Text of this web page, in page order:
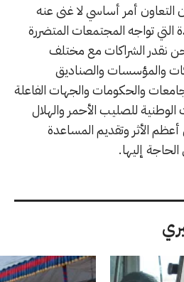
التعاون أمر أساسي لا غنى عنه
تواجه المجتمعات المتضررة
نقدر الشراكات مع مختلف
والمؤسسات والصناديق
والحكومات والجهات الفاعلة
الوطنية للصليب الأحمر والهلال
الأثر وتقديم المساعدة
إليها.